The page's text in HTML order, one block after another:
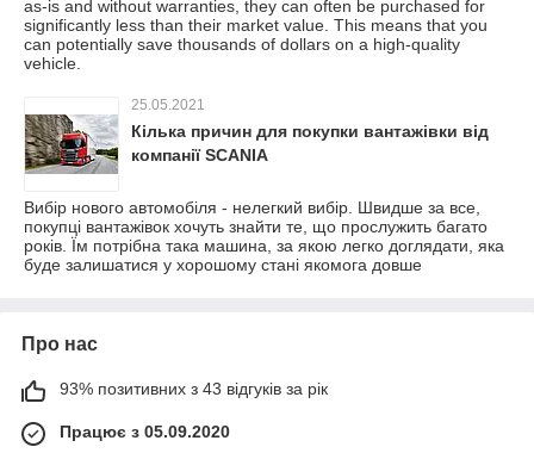
as-is and without warranties, they can often be purchased for
significantly less than their market value. This means that you
can potentially save thousands of dollars on a high-quality
vehicle.
25.05.2021
Кілька причин для покупки вантажівки від
компанії SCANIA
Вибір нового автомобіля - нелегкий вибір. Швидше за все,
покупці вантажівок хочуть знайти те, що прослужить багато
років. Їм потрібна така машина, за якою легко доглядати, яка
буде залишатися у хорошому стані якомога довше
Про нас
93% позитивних з 43 відгуків за рік
Працює з 05.09.2020